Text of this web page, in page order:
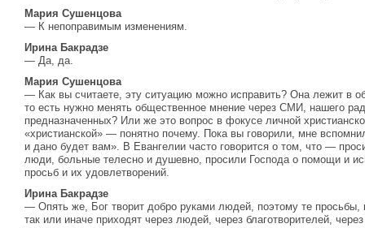
Мария Сушенцова
— К непоправимым изменениям.
Ирина Бакрадзе
— Да, да.
Мария Сушенцова
— Как вы считаете, эту ситуацию можно исправить? Она лежит в
то есть нужно менять общественное мнение через СМИ, нашего
предназначенных? Или же это вопрос в фокусе личной
«христианской» — понятно почему. Пока вы говорили, мне
и дано будет вам». В Евангелии часто говорится о том, что —
люди, больные телесно и душевно, просили Господа о помощи и
просьб и их удовлетворений.
Ирина Бакрадзе
— Опять же, Бог творит добро руками людей, поэтому те просьбы,
так или иначе приходят через людей, через благотворителей,